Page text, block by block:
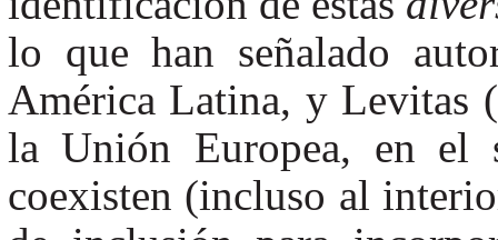
lo que han señalado
América Latina, y Levitas
la Unión Europea, en el
coexisten (incluso al